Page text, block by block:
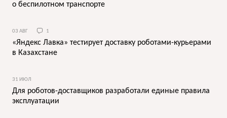
о беспилотном транспорте
03 АВГ 1
«Яндекс Лавка» тестирует доставку роботами-курьерами
в Казахстане
31 ИЮЛ
Для роботов-доставщиков разработали единые правила
эксплуатации